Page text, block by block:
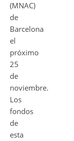
(MNAC)
de
Barcelona
el
próximo
25
de
noviembre.
Los
fondos
de
esta